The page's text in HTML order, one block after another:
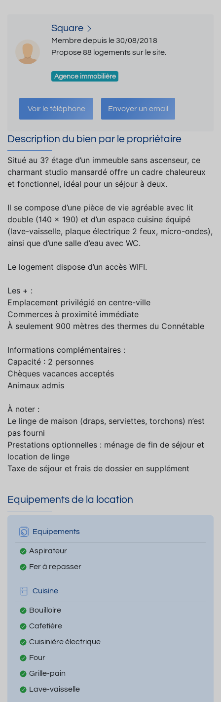
Square
Membre depuis le 30/08/2018
Propose 88 logements sur le site.
Agence immobilière
Voir le téléphone Envoyer un email
Description du bien par le propriétaire
Situé au 3? étage d’un immeuble sans ascenseur, ce
charmant studio mansardé offre un cadre chaleureux
et fonctionnel, idéal pour un séjour à deux.
Il se compose d’une pièce de vie agréable avec lit
double (140 x 190) et d’un espace cuisine équipé
(lave-vaisselle, plaque électrique 2 feux, micro-ondes),
ainsi que d’une salle d’eau avec WC.
Le logement dispose d’un accès WIFI.
Les + :
Emplacement privilégié en centre-ville
Commerces à proximité immédiate
À seulement 900 mètres des thermes du Connétable
Informations complémentaires :
Capacité : 2 personnes
Chèques vacances acceptés
Animaux admis
À noter :
Le linge de maison (draps, serviettes, torchons) n’est
pas fourni
Prestations optionnelles : ménage de fin de séjour et
location de linge
Taxe de séjour et frais de dossier en supplément
Equipements de la location
Equipements
Aspirateur
Fer à repasser
Cuisine
Bouilloire
Cafetière
Cuisinière électrique
Four
Grille-pain
Lave-vaisselle